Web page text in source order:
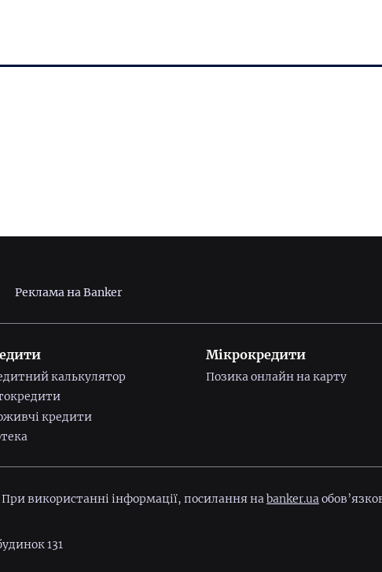
Реклама на Banker
калькулятор
кредити
Мікрокредити
Позика онлайн на карту
використанні інформації, посилання наbanker.ua
131